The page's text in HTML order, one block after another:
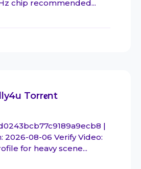
chip recommended...
Torr𝐞nt
|
2026-08-06 Verify Video:
for heavy scene...